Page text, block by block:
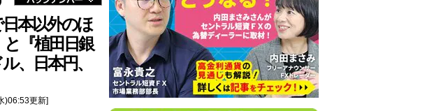
本以外のほ
『植田日銀
、日本円、
)06:53更新]